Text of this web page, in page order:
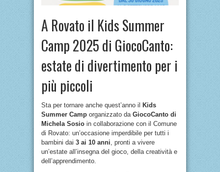
A Rovato il Kids Summer
Camp 2025 di GiocoCanto:
estate di divertimento per i
più piccoli
Sta per tornare anche quest’anno il
Kids
Summer Camp organizzato da GiocoCanto di
Michela Sosio in collaborazione con il Comune
di Rovato: un’occasione imperdibile per tutti i
bambini dai 3 ai 10 anni , pronti a vivere
un’estate all’insegna del gioco, della creatività e
dell’apprendimento.